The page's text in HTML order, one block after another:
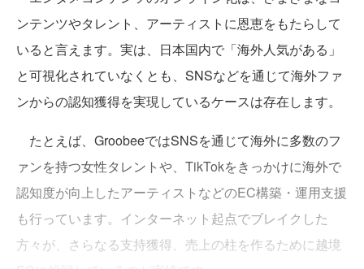
ンテンツやタレント、アーティストに恩恵をもたらして
いると言えます。実は、日本国内で「海外人気がある」
と可視化されていなくとも、SNSなどを通じて海外ファ
ンからの認知獲得を実現しているケースは存在します。
たとえば、GroobeeではSNSを通じて海外に多数のフ
ァンを持つ女性タレントや、TikTokをきっかけに海外で
認知度が向上したアーティストなどのEC構築・運用支援
も行っています。インターネット起点でブレイクした
方々が、さらなる支持獲得、売上の柱を作るために越境